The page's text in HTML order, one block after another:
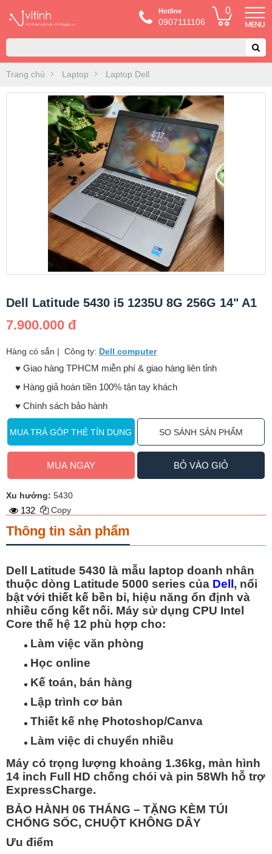
Hotline
0907111106
0
Trang chủ Laptop Laptop Dell
Dell Latitude 5430 i5 1235U 8G 256G 14" A1
7.900.000 đ
Hàng có sẳn | Công ty: Dell computer
♥️ Giao hàng TPHCM miễn phí & giao hàng liên tỉnh
♥️ Hàng giả hoàn tiền 100% tận tay khách
♥️ Chính sách bảo hành
MUA TRẢ GÓP THẺ TÍN DỤNG SO SÁNH SẢN PHẨM
MUA NGAY BỎ VÀO GIỎ
Xu hướng: 5430
132 Copy
Thông tin sản phẩm
Dell Latitude 5430 là mẫu laptop doanh nhân
thuộc dòng Latitude 5000 series của Dell, nổi
bật với thiết kế bền bỉ, hiệu năng ổn định và
nhiều cổng kết nối. Máy sử dụng CPU Intel
Core thế hệ 12 phù hợp cho:
Làm việc văn phòng
Học online
Kế toán, bán hàng
Lập trình cơ bản
Thiết kế nhẹ Photoshop/Canva
Làm việc di chuyển nhiều
Máy có trọng lượng khoảng 1.36kg, màn hình
14 inch Full HD chống chói và pin 58Wh hỗ trợ
ExpressCharge.
BẢO HÀNH 06 THÁNG – TẶNG KÈM TÚI
CHỐNG SỐC, CHUỘT KHÔNG DÂY
Ưu điểm